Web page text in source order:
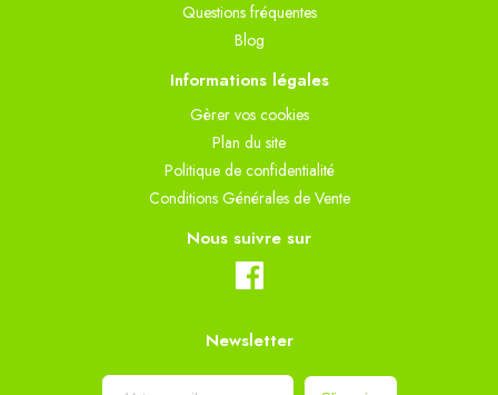
Questions fréquentes
Blog
Informations légales
Gèrer vos cookies
Plan du site
Politique de confidentialité
Conditions Générales de Vente
Nous suivre sur
Newsletter